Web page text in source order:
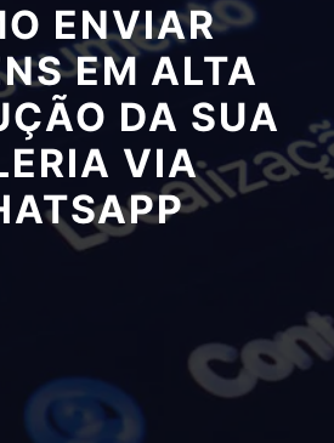
ENVIAR
EM ALTA
DA SUA
VIA